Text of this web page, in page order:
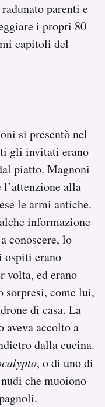
parenti e
i propri 80
capitoli del
si presentò nel
gli invitati erano
piatto. Magnoni
alla
le armi antiche.
informazione
conoscere, lo
ospiti erano
volta, ed erano
sorpresi, come lui,
di casa. La
aveva accolto a
dalla cucina.
, o di uno di
che muoiono